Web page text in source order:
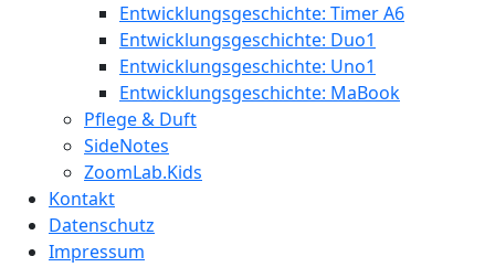
Entwicklungsgeschichte: Timer A6
Entwicklungsgeschichte: Duo1
Entwicklungsgeschichte: Uno1
Entwicklungsgeschichte: MaBook
Pflege & Duft
SideNotes
ZoomLab.Kids
Kontakt
Datenschutz
Impressum